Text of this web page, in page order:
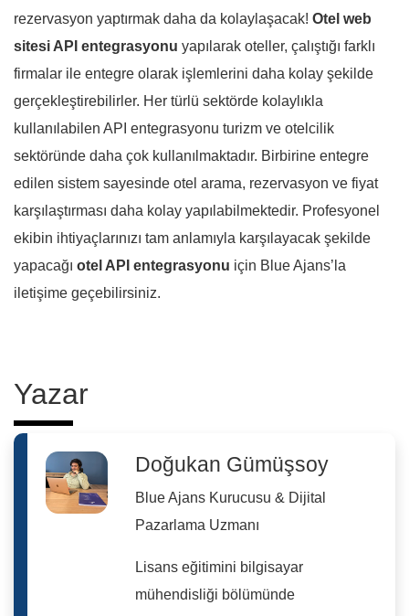
rezervasyon yaptırmak daha da kolaylaşacak! Otel web
sitesi API entegrasyonu yapılarak oteller, çalıştığı farklı
firmalar ile entegre olarak işlemlerini daha kolay şekilde
gerçekleştirebilirler. Her türlü sektörde kolaylıkla
kullanılabilen API entegrasyonu turizm ve otelcilik
sektöründe daha çok kullanılmaktadır. Birbirine entegre
edilen sistem sayesinde otel arama, rezervasyon ve fiyat
karşılaştırması daha kolay yapılabilmektedir. Profesyonel
ekibin ihtiyaçlarınızı tam anlamıyla karşılayacak şekilde
yapacağı otel API entegrasyonu için Blue Ajans’la
iletişime geçebilirsiniz.
Yazar
Doğukan Gümüşsoy
Blue Ajans Kurucusu & Dijital
Pazarlama Uzmanı
Lisans eğitimini bilgisayar
mühendisliği bölümünde